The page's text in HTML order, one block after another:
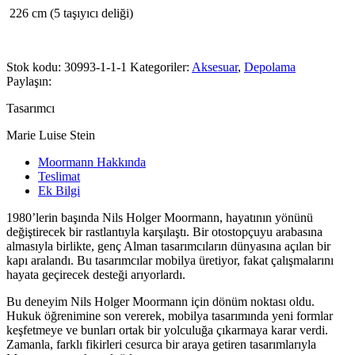
226 cm (5 taşıyıcı deliği)
Stok kodu: 30993-1-1-1 Kategoriler: Aksesuar, Depolama
Paylaşın:
Tasarımcı
Marie Luise Stein
Moormann Hakkında
Teslimat
Ek Bilgi
1980’lerin başında Nils Holger Moormann, hayatının yönünü
değiştirecek bir rastlantıyla karşılaştı. Bir otostopçuyu arabasına
almasıyla birlikte, genç Alman tasarımcıların dünyasına açılan bir
kapı aralandı. Bu tasarımcılar mobilya üretiyor, fakat çalışmalarını
hayata geçirecek desteği arıyorlardı.
Bu deneyim Nils Holger Moormann için dönüm noktası oldu.
Hukuk öğrenimine son vererek, mobilya tasarımında yeni formlar
keşfetmeye ve bunları ortak bir yolculuğa çıkarmaya karar verdi.
Zamanla, farklı fikirleri cesurca bir araya getiren tasarımlarıyla